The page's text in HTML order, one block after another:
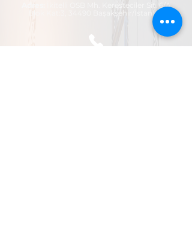
İkitelli OSB Mh. Keresteciler Sit. 6/A
Blok Kat:3, 34490 Başakşehir/İstanbul